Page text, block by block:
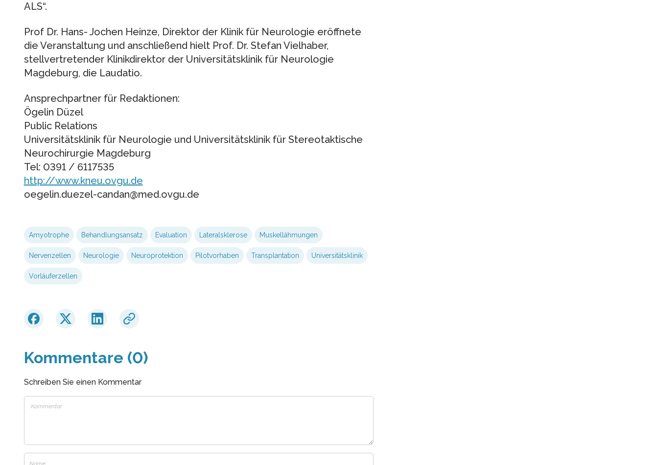
ALS“.
Prof Dr. Hans- Jochen Heinze, Direktor der Klinik für Neurologie eröffnete
die Veranstaltung und anschließend hielt Prof. Dr. Stefan Vielhaber,
stellvertretender Klinikdirektor der Universitätsklinik für Neurologie
Magdeburg, die Laudatio.
Ansprechpartner für Redaktionen:
Ögelin Düzel
Public Relations
Universitätsklinik für Neurologie und Universitätsklinik für Stereotaktische
Neurochirurgie Magdeburg
Tel: 0391 / 6117535
http://www.kneu.ovgu.de
oegelin.duezel-candan@med.ovgu.de
Amyotrophe Behandlungsansatz Evaluation Lateralsklerose Muskellähmungen
Nervenzellen Neurologie Neuroprotektion Pilotvorhaben Transplantation Universitätsklinik
Vorläuferzellen
Kommentare (0)
Schreiben Sie einen Kommentar